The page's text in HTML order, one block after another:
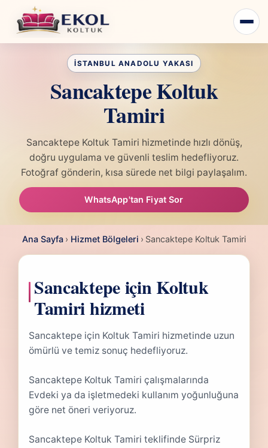
Sancaktepe Koltuk
Tamiri
Sancaktepe Koltuk Tamiri hizmetinde hızlı dönüş,
doğru uygulama ve güvenli teslim hedefliyoruz.
Fotoğraf gönderin, kısa sürede net bilgi paylaşalım.
WhatsApp'tan Fiyat Sor
Ana Sayfa › Hizmet Bölgeleri › Sancaktepe Koltuk Tamiri
Sancaktepe için Koltuk
Tamiri hizmeti
Sancaktepe için Koltuk Tamiri hizmetinde uzun
ömürlü ve temiz sonuç hedefliyoruz.
Sancaktepe Koltuk Tamiri çalışmalarında
Evdeki ya da işletmedeki kullanım yoğunluğuna
göre net öneri veriyoruz.
Sancaktepe Koltuk Tamiri teklifinde Sürpriz